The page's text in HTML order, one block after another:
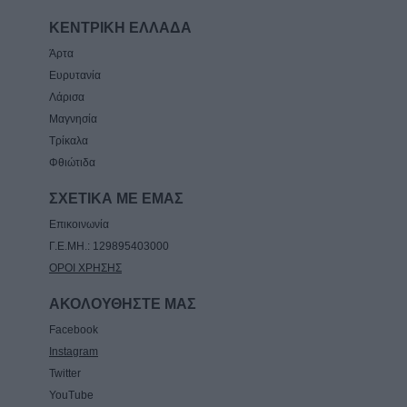
Καρδίτσας για την απώλεια του Λεωνίδα
Την Κυριακή 9 Αυγούστου η κηδεία της
Βαΐας Κανέλη
8 Αυγούστου 2026, 11:39
ΚΕΝΤΡΙΚΗ ΕΛΛΑΔΑ
Άρτα
Ευρυτανία
Λάρισα
Μαγνησία
Τρίκαλα
Φθιώτιδα
ΣΧΕΤΙΚΑ ΜΕ ΕΜΑΣ
Επικοινωνία
Γ.Ε.ΜΗ.: 129895403000
ΟΡΟΙ ΧΡΗΣΗΣ
ΑΚΟΛΟΥΘΗΣΤΕ ΜΑΣ
Facebook
Instagram
Twitter
YouTube